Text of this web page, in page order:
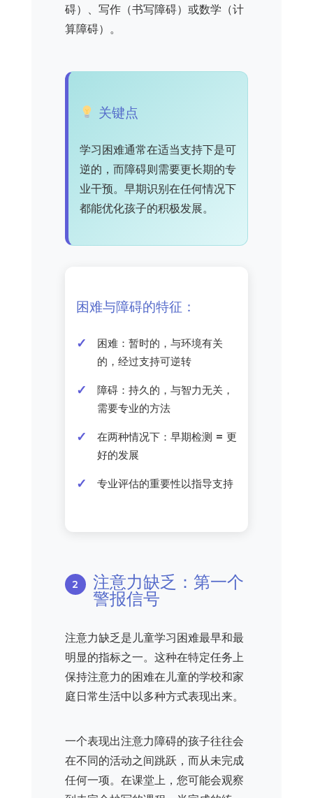
碍）、写作（书写障碍）或数学（计
算障碍）。
关键点
学习困难通常在适当支持下是可
逆的，而障碍则需要更长期的专
业干预。早期识别在任何情况下
都能优化孩子的积极发展。
困难与障碍的特征：
困难：暂时的，与环境有关
的，经过支持可逆转
障碍：持久的，与智力无关，
需要专业的方法
在两种情况下：早期检测 = 更
好的发展
专业评估的重要性以指导支持
注意力缺乏：第一个
警报信号
注意力缺乏是儿童学习困难最早和最
明显的指标之一。这种在特定任务上
保持注意力的困难在儿童的学校和家
庭日常生活中以多种方式表现出来。
一个表现出注意力障碍的孩子往往会
在不同的活动之间跳跃，而从未完成
任何一项。在课堂上，您可能会观察